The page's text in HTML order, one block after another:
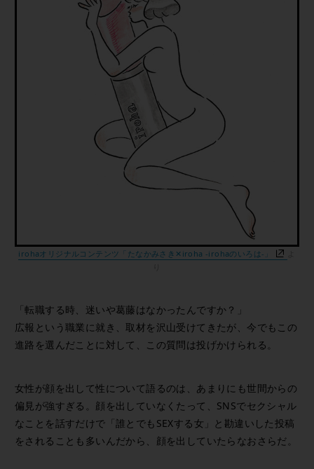
irohaオリジナルコンテンツ「たなかみさき✕iroha -irohaのいろは-」
「転職する時、迷いや葛藤はなかったんですか？」
広報という職業に就き、取材を沢山受けてきたが、今でもこの
進路を選んだことに対して、この質問は投げかけられる。
女性が顔を出して性について語るのは、あまりにも世間からの
偏見が強すぎる。顔を出していなくたって、SNSでセクシャル
なことを話すだけで「誰とでもSEXする女」と勘違いした投稿
をされることも多いんだから、顔を出していたらなおさらだ。